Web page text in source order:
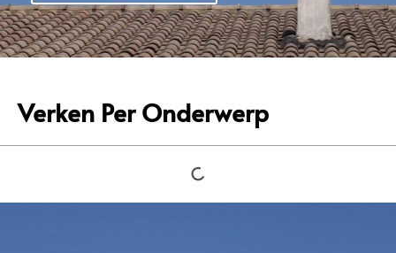
Verken Per Onderwerp